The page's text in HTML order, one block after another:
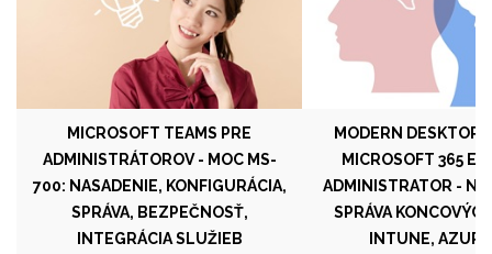
MICROSOFT TEAMS PRE
ADMINISTRÁTOROV - MOC MS-
700: NASADENIE, KONFIGURÁCIA,
SPRÁVA, BEZPEČNOSŤ,
INTEGRÁCIA SLUŽIEB
MODERN DESKTOP
MICROSOFT 365
ADMINISTRATOR -
SPRÁVA
INTUNE,